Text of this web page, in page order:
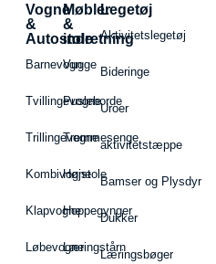
Vogne
&
Autostole
Barnevogn
Tvillingevogne
Trillingevogne
Kombivogne
Klapvogne
Løbevogne
Møbler
&
indretning
Vugge
Pusleborde
Tremmesenge
Højstole
Hoppegynger
Læringstårn
Legetøj
Aktivitetslegetøj
Bideringe
Uroer
aktivitetstæppe
Bamser og Plysdyr
Dukker
Læringsbøger